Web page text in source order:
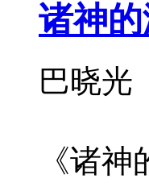
诸神
巴晓光
《诸